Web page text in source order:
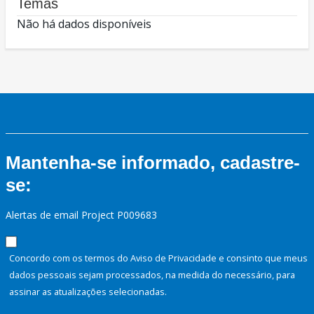
Temas
Não há dados disponíveis
Mantenha-se informado, cadastre-
se:
Alertas de email Project P009683
Concordo com os termos do Aviso de Privacidade e consinto que meus
dados pessoais sejam processados, na medida do necessário, para
assinar as atualizações selecionadas.